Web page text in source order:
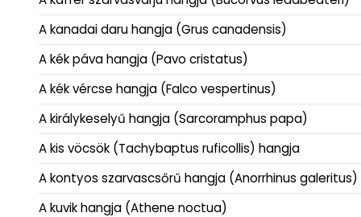
A kanadai daru hangja (Grus canadensis)
A kék páva hangja (Pavo cristatus)
A kék vércse hangja (Falco vespertinus)
A királykeselyű hangja (Sarcoramphus papa)
A kis vöcsök (Tachybaptus ruficollis) hangja
A kontyos szarvascsőrű hangja (Anorrhinus galeritus)
A kuvik hangja (Athene noctua)